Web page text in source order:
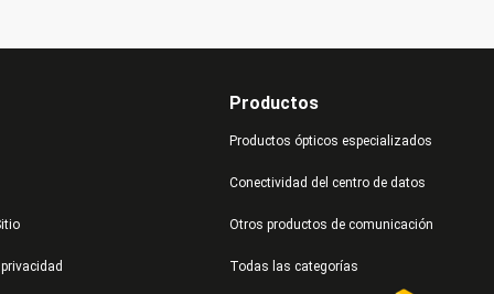
Productos
Productos ópticos especializados
Conectividad del centro de datos
Otros productos de comunicación
Todas las categorías